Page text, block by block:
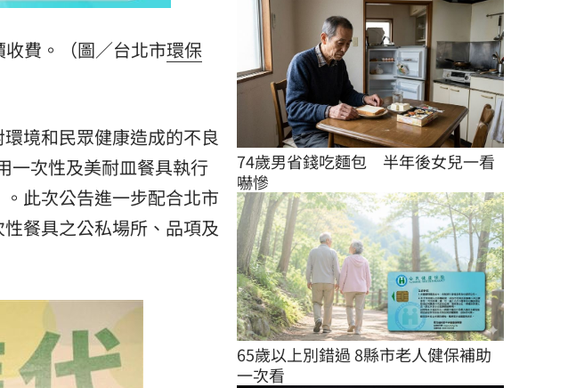
費。（圖／台北市環保
境和民眾健康造成的不良
一次性及美耐皿餐具執行
此次公告進一步配合北市
餐具之公私場所、品項及
74歲男省錢吃麵包　半年後女兒一看
嚇慘
65歲以上別錯過 8縣市老人健保補助
一次看